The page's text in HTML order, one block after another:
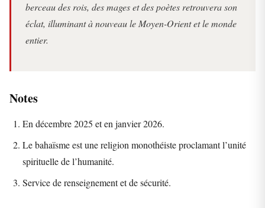
berceau des rois, des mages et des poètes retrouvera son
éclat, illuminant à nouveau le Moyen-Orient et le monde
entier.
Notes
En décembre 2025 et en janvier 2026.
Le bahaïsme est une religion monothéiste proclamant l’unité
spirituelle de l’humanité.
Service de renseignement et de sécurité.